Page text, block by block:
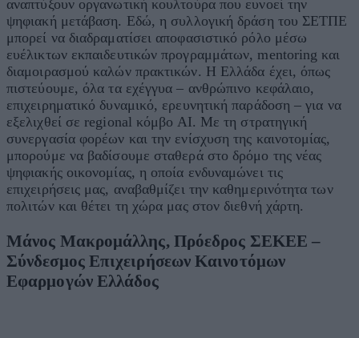
αναπτύξουν οργανωτική κουλτούρα που ευνοεί την
ψηφιακή μετάβαση. Εδώ, η συλλογική δράση του ΣΕΤΠΕ
μπορεί να διαδραματίσει αποφασιστικό ρόλο μέσω
ευέλικτων εκπαιδευτικών προγραμμάτων, mentoring και
διαμοιρασμού καλών πρακτικών. Η Ελλάδα έχει, όπως
πιστεύουμε, όλα τα εχέγγυα – ανθρώπινο κεφάλαιο,
επιχειρηματικό δυναμικό, ερευνητική παράδοση – για να
εξελιχθεί σε regional κόμβο ΑΙ. Με τη στρατηγική
συνεργασία φορέων και την ενίσχυση της καινοτομίας,
μπορούμε να βαδίσουμε σταθερά στο δρόμο της νέας
ψηφιακής οικονομίας, η οποία ενδυναμώνει τις
επιχειρήσεις μας, αναβαθμίζει την καθημερινότητα των
πολιτών και θέτει τη χώρα μας στον διεθνή χάρτη.
Μάνος Μακρομάλλης, Πρόεδρος ΣΕΚΕΕ –
Σύνδεσμος Επιχειρήσεων Καινοτόμων
Εφαρμογών Ελλάδος